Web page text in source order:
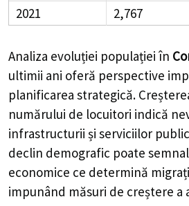
2021
2,767
Analiza evoluției populației în
ultimii ani oferă perspective
planificarea strategică.
numărului de locuitori indică
infrastructurii și serviciilor
declin demografic poate
economice ce determină
impunând măsuri de creștere a